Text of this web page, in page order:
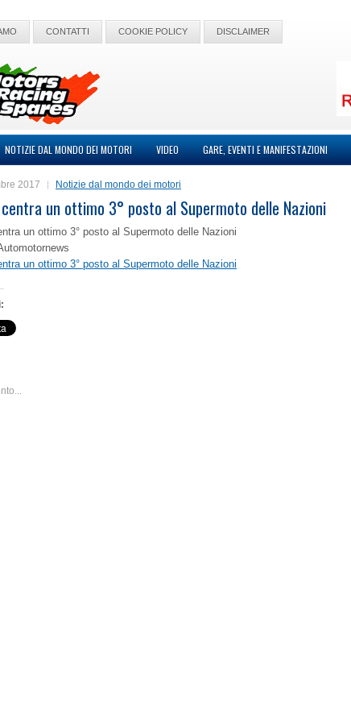
CONTATTI COOKIE POLICY DISCLAIMER
NOTIZIE DAL MONDO DEI MOTORI VIDEO GARE, EVENTI E MANIFESTAZIONI
2017 Notizie dal mondo dei motori
centra un ottimo 3° posto al Supermoto delle Nazioni
un ottimo 3° posto al Supermoto delle Nazioni
un ottimo 3° posto al Supermoto delle Nazioni